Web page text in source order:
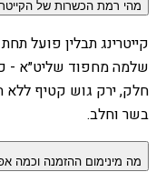
מהי רמת הכשרות של
קייטרינג תבלין פועל
שלמה מחפוד שליט״א -
חלק, ירק גוש קטיף
בשר וחלב.
מה מינימום ההזמנה וכמה